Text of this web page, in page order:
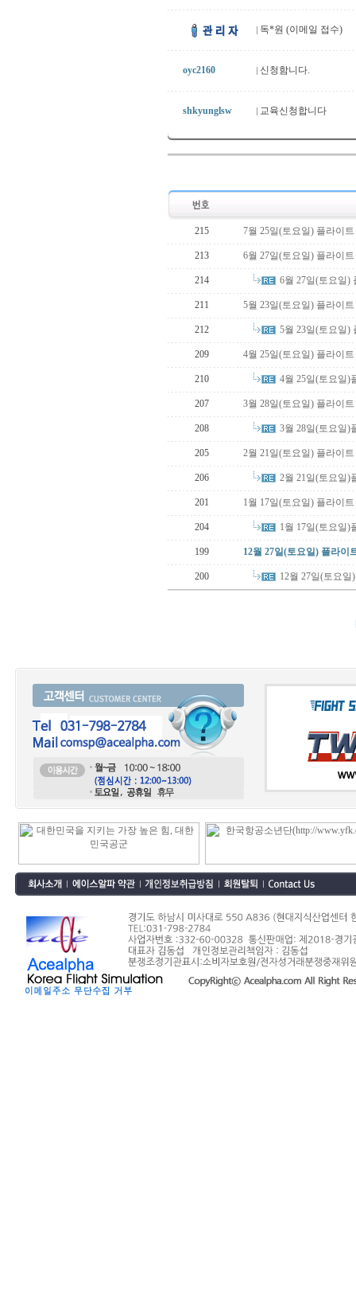
독*원 (이메일 접수)
oyc2160 신청함니다.
shkyunglsw 교육신청합니다
215 7월 25일(토요일) 플라이
213 6월 27일(토요일) 플라이
214 6월 27일(토요일)
211 5월 23일(토요일) 플라이
212 5월 23일(토요일)
209 4월 25일(토요일) 플라이
210 4월 25일(토요일)
207 3월 28일(토요일) 플라이
208 3월 28일(토요일)
205 2월 21일(토요일) 플라이
206 2월 21일(토요일)
201 1월 17일(토요일) 플라이
204 1월 17일(토요일)
199 12월 27일(토요일) 플라이
200 12월 27일(토요